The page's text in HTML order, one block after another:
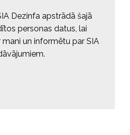
Dezinfa apstrādā šajā
personas datus, lai
mani un informētu par SIA